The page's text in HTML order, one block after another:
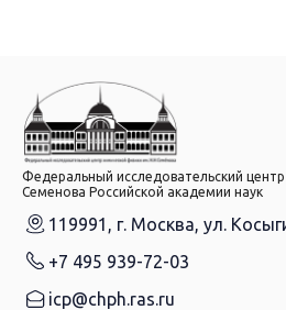
Федеральный исследовательский
Семенова Российской академии наук
119991, г. Москва, ул.
+7 495 939-72-03
icp@chph.ras.ru